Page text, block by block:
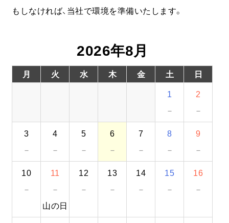
ニュース
03-6261-3694
（平日：9:00 - 17:00）
もしなければ、当社で環境を準備いたします。
2026年8月
月 火 水 木 金 土 日
1
－
2
－
3
－
4
－
5
－
6
－
7
－
8
－
9
－
10
－
11
－
山の日
12
－
13
－
14
－
15
－
16
－